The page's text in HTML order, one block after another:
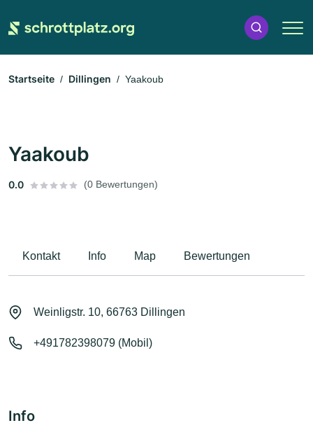
Startseite Dillingen Yaakoub
Yaakoub
0.0 (0 Bewertungen)
Kontakt Info Map Bewertungen
Weinligstr. 10, 66763 Dillingen
+491782398079 (Mobil)
Info